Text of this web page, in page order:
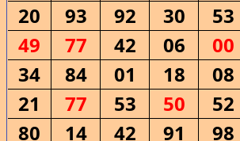
20
93 92 30 53
49
77 42 06 00
34
84 01 18 08
21
77 53 50 52
80
14 42 91 98